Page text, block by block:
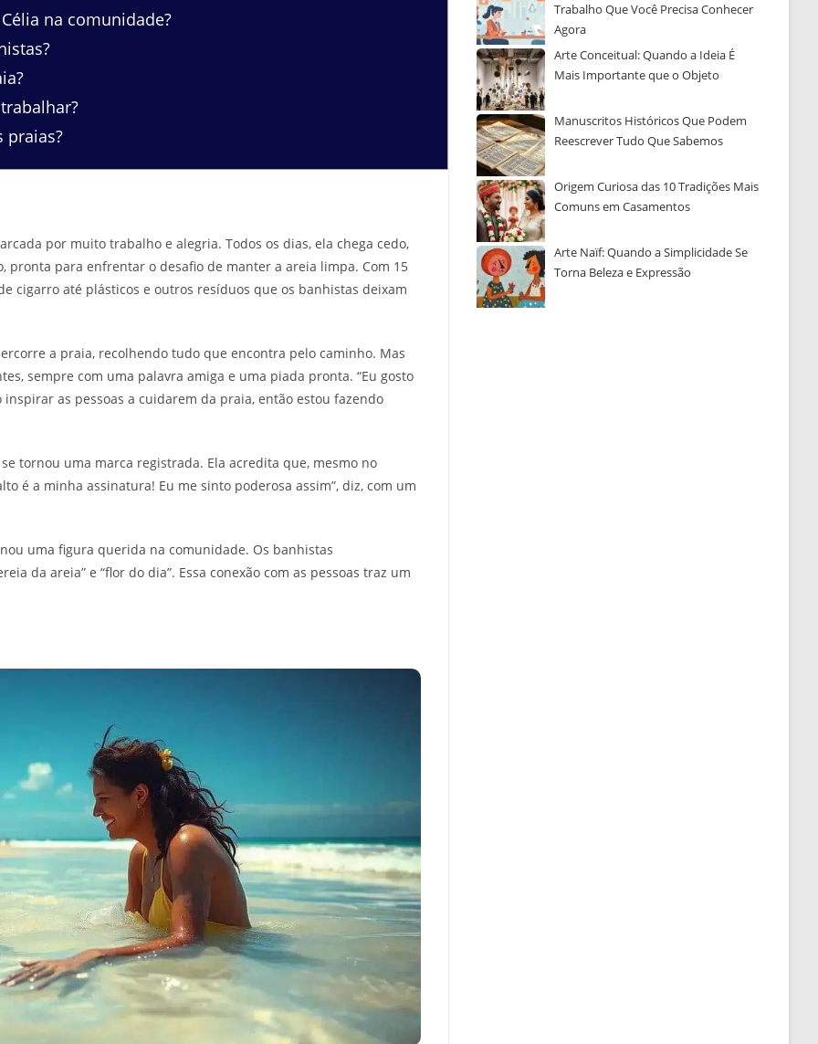
na comunidade?
praias?
por muito trabalho e alegria. Todos os dias, ela chega cedo,
para enfrentar o desafio de manter a areia limpa. Com 15
cigarro até plásticos e outros resíduos que os banhistas deixam
a praia, recolhendo tudo que encontra pelo caminho. Mas
sempre com uma palavra amiga e uma piada pronta. “Eu gosto
as pessoas a cuidarem da praia, então estou fazendo
tornou uma marca registrada. Ela acredita que, mesmo no
é a minha assinatura! Eu me sinto poderosa assim”, diz, com um
uma figura querida na comunidade. Os banhistas
da areia” e “flor do dia”. Essa conexão com as pessoas traz um
Trabalho Que Você Precisa Conhecer
Agora
Arte Conceitual: Quando a Ideia É
Mais Importante que o Objeto
Manuscritos Históricos Que Podem
Reescrever Tudo Que Sabemos
Origem Curiosa das 10 Tradições Mais
Comuns em Casamentos
Arte Naïf: Quando a Simplicidade Se
Torna Beleza e Expressão